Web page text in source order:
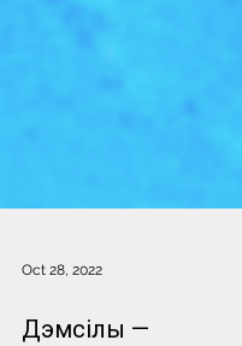
Oct 28, 2022